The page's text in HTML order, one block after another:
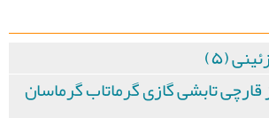
(۵)
قارچی تابشی گازی گرماتاب گرماسان